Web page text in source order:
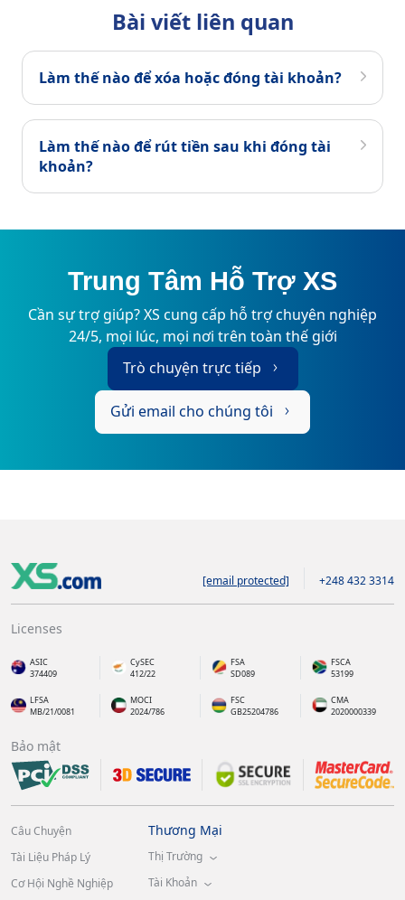
Bài viết liên quan
Làm thế nào để xóa hoặc đóng tài khoản?
Làm thế nào để rút tiền sau khi đóng tài
khoản?
Trung Tâm Hỗ Trợ XS
Cần sự trợ giúp? XS cung cấp hỗ trợ chuyên nghiệp
24/5, mọi lúc, mọi nơi trên toàn thế giới
Trò chuyện trực tiếp
Gửi email cho chúng tôi
[email protected] +248 432 3314
Licenses
ASIC
374409
CySEC
412/22
FSA
SD089
FSCA
53199
LFSA
MB/21/0081
MOCI
2024/786
FSC
GB25204786
CMA
2020000339
Bảo mật
Câu Chuyện
Tài Liệu Pháp Lý
Cơ Hội Nghề Nghiệp
Thương Mại
Thị Trường
Tài Khoản